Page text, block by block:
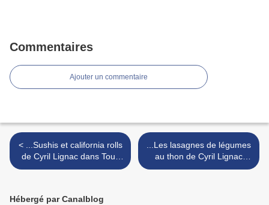
Commentaires
Ajouter un commentaire
< ...Sushis et california rolls
de Cyril Lignac dans Tous
en cuisine, 2eme édition...
...Les lasagnes de légumes
au thon de Cyril Lignac
dans Tous en cuisine,2eme
Hébergé par Canalblog